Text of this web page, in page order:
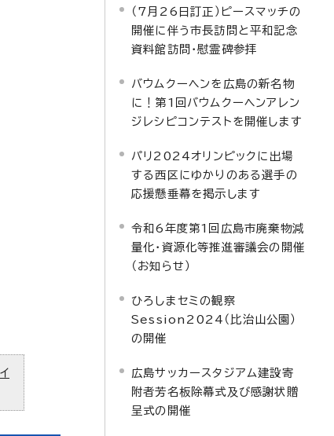
（7月26日訂正）ピースマッチの
開催に伴う市長訪問と平和記念
資料館訪問・慰霊碑参拝
バウムクーヘンを広島の新名物
に！第1回バウムクーヘンアレン
ジレシピコンテストを開催します
パリ2024オリンピックに出場
する西区にゆかりのある選手の
応援懸垂幕を掲示します
令和6年度第1回広島市廃棄物減
量化・資源化等推進審議会の開催
（お知らせ）
ひろしまセミの観察
Session2024（比治山公園）
の開催
広島サッカースタジアム建設寄
附者芳名板除幕式及び感謝状贈
呈式の開催